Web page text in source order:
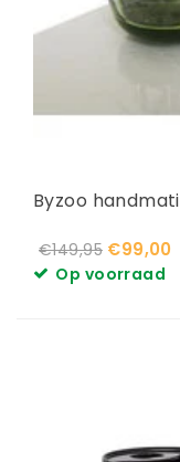
Byzoo
€149,95 €99,00
Op voorraad